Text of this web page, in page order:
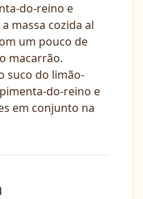
do-reino e
massa cozida al
um pouco de
macarrão.
suco do limão-
do-reino e
em conjunto na